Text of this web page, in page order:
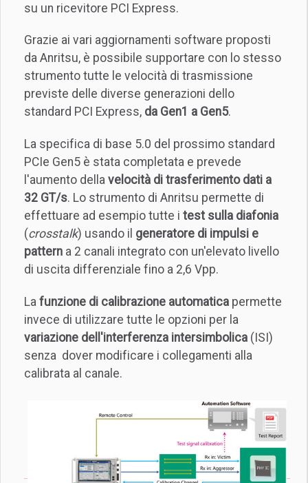
su un ricevitore PCI Express.
Grazie ai vari aggiornamenti software proposti
da Anritsu, è possibile supportare con lo stesso
strumento tutte le velocità di trasmissione
previste delle diverse generazioni dello
standard PCI Express, da Gen1 a Gen5.
La specifica di base 5.0 del prossimo standard
PCIe Gen5 è stata completata e prevede
l'aumento della velocità di trasferimento dati a
32 GT/s. Lo strumento di Anritsu permette di
effettuare ad esempio tutte i test sulla diafonia
(crosstalk) usando il generatore di impulsi e
pattern a 2 canali integrato con un'elevato livello
di uscita differenziale fino a 2,6 Vpp.
La funzione di calibrazione automatica permette
invece di utilizzare tutte le opzioni per la
variazione dell'interferenza intersimbolica (ISI)
senza dover modificare i collegamenti alla
calibrata al canale.